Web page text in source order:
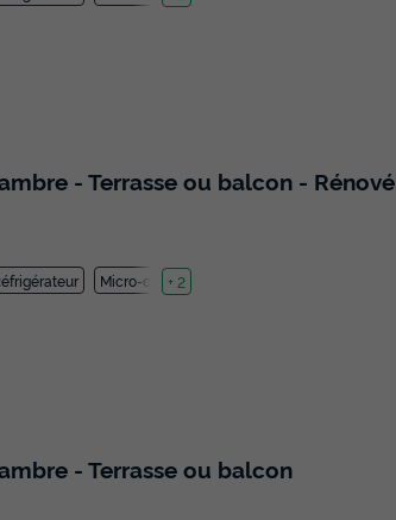
- Terrasse ou balcon - Rénové
Micro-ondes
+ 2
- Terrasse ou balcon